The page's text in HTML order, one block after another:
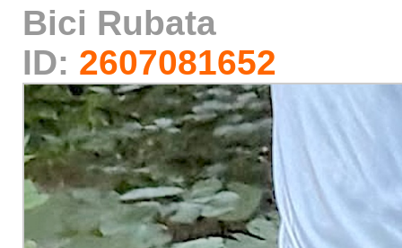
Bici Rubata
ID: 2607081652